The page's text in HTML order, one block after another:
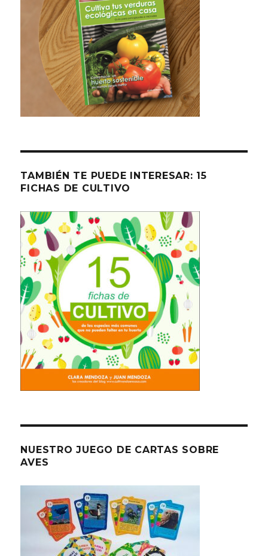
TAMBIÉN TE PUEDE INTERESAR: 15
FICHAS DE CULTIVO
NUESTRO JUEGO DE CARTAS SOBRE
AVES